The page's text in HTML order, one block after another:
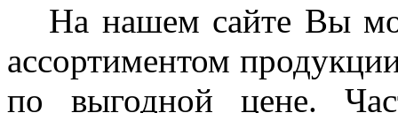
На нашем сайте Вы
ассортиментом
по выгодной цене.